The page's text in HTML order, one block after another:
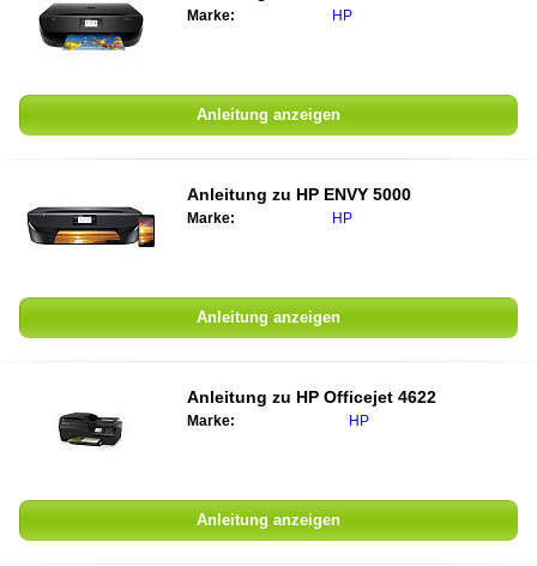
Marke: HP
Anleitung anzeigen
Anleitung zu HP ENVY 5000
Marke: HP
Anleitung anzeigen
Anleitung zu HP Officejet 4622
Marke: HP
Anleitung anzeigen